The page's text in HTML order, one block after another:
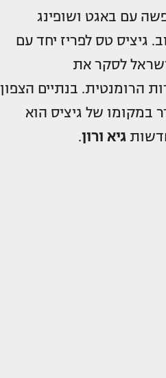
עם באגט ושופינג
גיציס טס לפריז יחד עם
לסקר את
הרומנטית. בנתיים הצפון
במקומו של גיציס הוא
גיא ורון.